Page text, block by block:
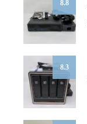
8.8
8.3